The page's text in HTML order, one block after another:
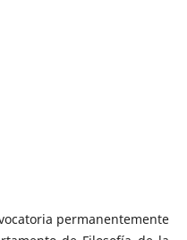
permanentemente